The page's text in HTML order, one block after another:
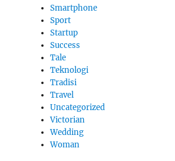
Smartphone
Sport
Startup
Success
Tale
Teknologi
Tradisi
Travel
Uncategorized
Victorian
Wedding
Woman